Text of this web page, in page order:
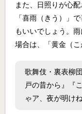
また、日照りが心
「喜雨（きう）」
もいいでしょう。
場合は、「黄金（こ
歌舞伎・裏表柳
戸の昔から』『
ゃア、夜が明けね